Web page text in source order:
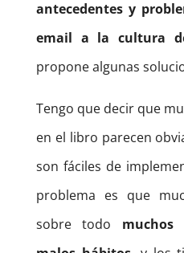
antecedentes y
email a la cultura
propone algunas
Tengo que decir que
en el libro parecen
son fáciles de
problema es que
sobre todo muchos